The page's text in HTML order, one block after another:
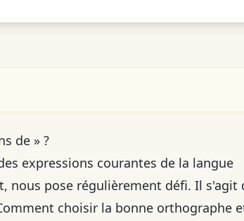
de » ?
expressions courantes de la langue
nous pose régulièrement défi. Il s'agit
choisir la bonne orthographe